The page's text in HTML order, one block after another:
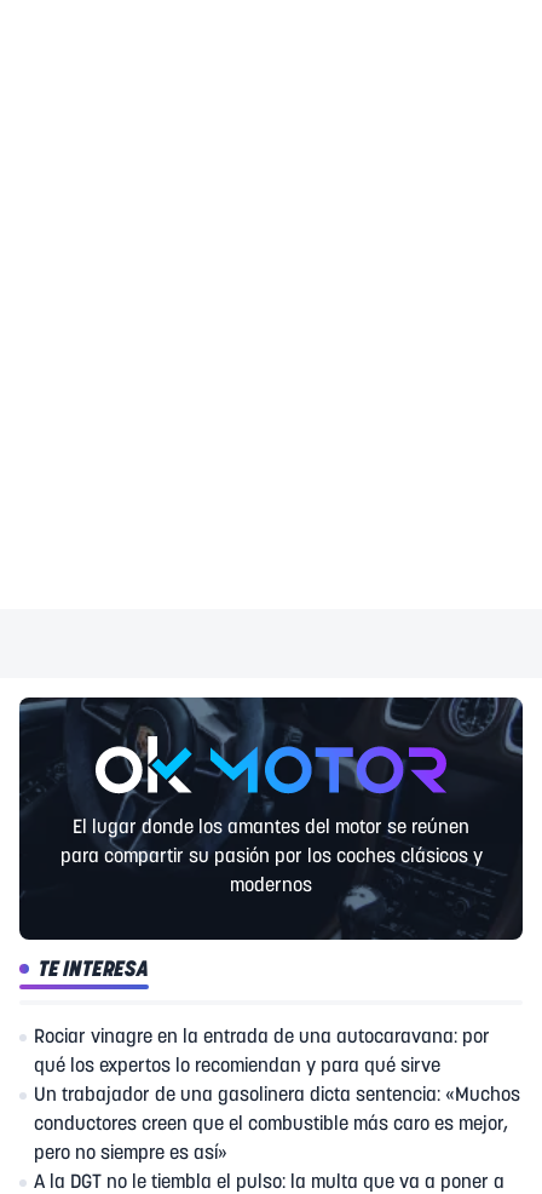
El lugar donde los amantes del motor se reúnen
para compartir su pasión por los coches clásicos y
modernos
TE INTERESA
Rociar vinagre en la entrada de una autocaravana: por
qué los expertos lo recomiendan y para qué sirve
Un trabajador de una gasolinera dicta sentencia: «Muchos
conductores creen que el combustible más caro es mejor,
pero no siempre es así»
A la DGT no le tiembla el pulso: la multa que va a poner a